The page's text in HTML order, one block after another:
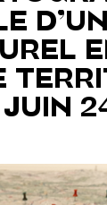
JUIN